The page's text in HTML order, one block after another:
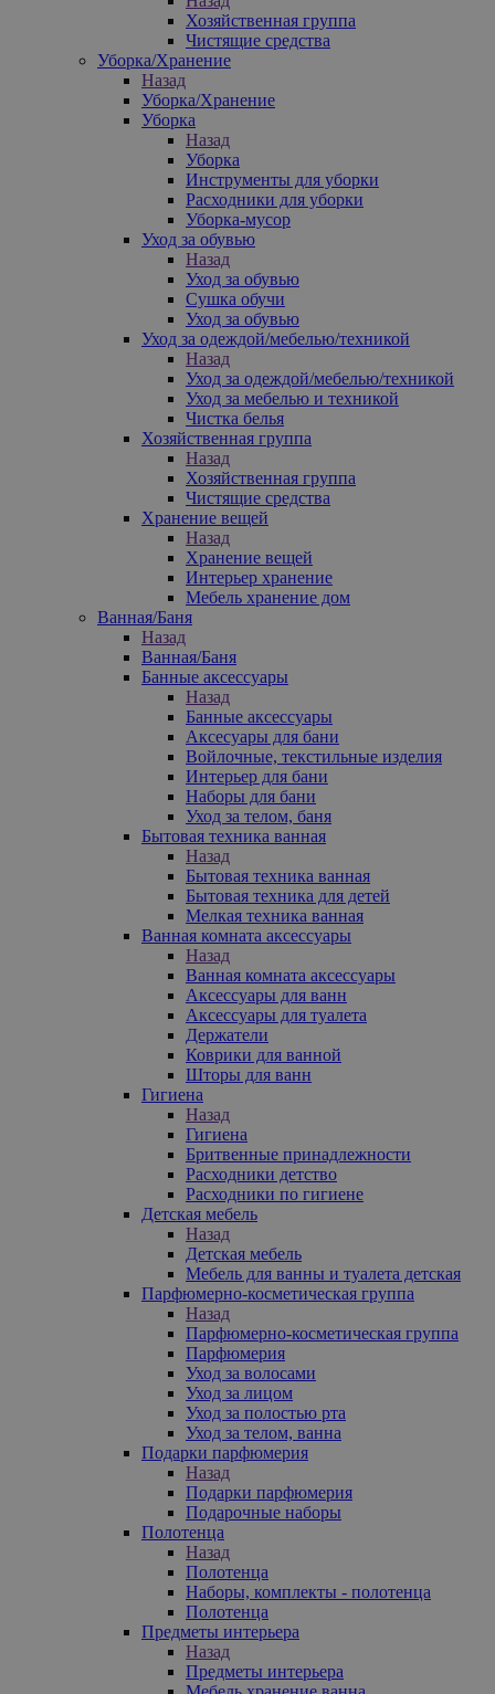
Хозяйственная группа
Чистящие средства
Уборка/Хранение
Назад
Уборка/Хранение
Уборка
Назад
Уборка
Инструменты для уборки
Расходники для уборки
Уборка-мусор
Уход за обувью
Назад
Уход за обувью
Сушка обучи
Уход за обувью
Уход за одеждой/мебелью/техникой
Назад
Уход за одеждой/мебелью/техникой
Уход за мебелью и техникой
Чистка белья
Хозяйственная группа
Назад
Хозяйственная группа
Чистящие средства
Хранение вещей
Назад
Хранение вещей
Интерьер хранение
Мебель хранение дом
Ванная/Баня
Назад
Ванная/Баня
Банные аксессуары
Назад
Банные аксессуары
Аксесуары для бани
Войлочные, текстильные изделия
Интерьер для бани
Наборы для бани
Уход за телом, баня
Бытовая техника ванная
Назад
Бытовая техника ванная
Бытовая техника для детей
Мелкая техника ванная
Ванная комната аксессуары
Назад
Ванная комната аксессуары
Аксессуары для ванн
Аксессуары для туалета
Держатели
Коврики для ванной
Шторы для ванн
Гигиена
Назад
Гигиена
Бритвенные принадлежности
Расходники детство
Расходники по гигиене
Детская мебель
Назад
Детская мебель
Мебель для ванны и туалета детская
Парфюмерно-косметическая группа
Назад
Парфюмерно-косметическая группа
Парфюмерия
Уход за волосами
Уход за лицом
Уход за полостью рта
Уход за телом, ванна
Подарки парфюмерия
Назад
Подарки парфюмерия
Подарочные наборы
Полотенца
Назад
Полотенца
Наборы, комплекты - полотенца
Полотенца
Предметы интерьера
Назад
Предметы интерьера